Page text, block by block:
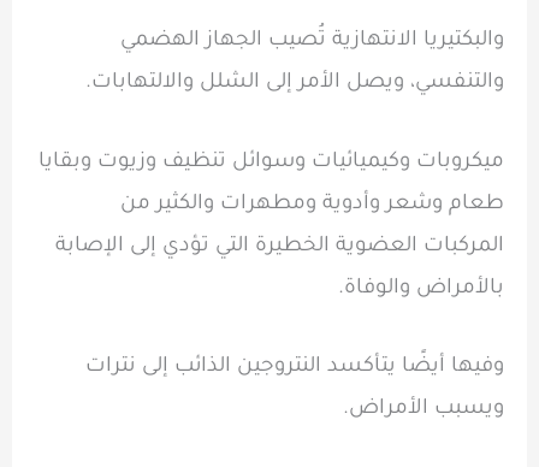
والبكتيريا الانتهازية تُصيب الجهاز الهضمي
والتنفسي، ويصل الأمر إلى الشلل والالتهابات.
ميكروبات وكيميائيات وسوائل تنظيف وزيوت وبقايا
طعام وشعر وأدوية ومطهرات والكثير من
المركبات العضوية الخطيرة التي تؤدي إلى الإصابة
بالأمراض والوفاة.
وفيها أيضًا يتأكسد النتروجين الذائب إلى نترات
ويسبب الأمراض.